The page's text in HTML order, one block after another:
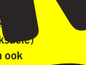
ook